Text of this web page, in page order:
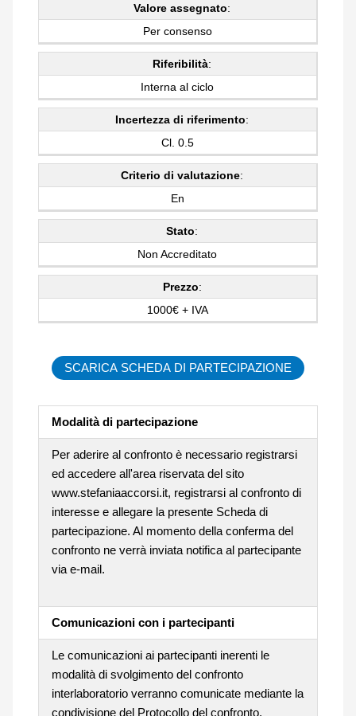
Valore assegnato:
Per consenso
Riferibilità:
Interna al ciclo
Incertezza di riferimento:
Cl. 0.5
Criterio di valutazione:
En
Stato:
Non Accreditato
Prezzo:
1000€ + IVA
SCARICA SCHEDA DI PARTECIPAZIONE
Modalità di partecipazione
Per aderire al confronto è necessario registrarsi
ed accedere all'area riservata del sito
www.stefaniaaccorsi.it, registrarsi al confronto di
interesse e allegare la presente Scheda di
partecipazione. Al momento della conferma del
confronto ne verrà inviata notifica al partecipante
via e-mail.
Comunicazioni con i partecipanti
Le comunicazioni ai partecipanti inerenti le
modalità di svolgimento del confronto
interlaboratorio verranno comunicate mediante la
condivisione del Protocollo del confronto.